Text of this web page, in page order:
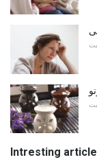
Intresting